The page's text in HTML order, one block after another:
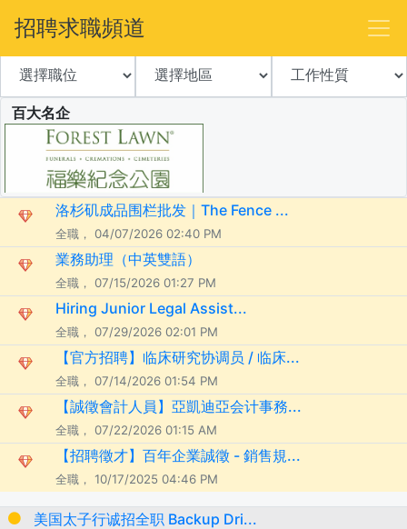
招聘求職頻道
百大名企
洛杉矶成品围栏批发｜The Fence ...
全職， 04/07/2026 02:40 PM
業務助理（中英雙語）
全職， 07/15/2026 01:27 PM
Hiring Junior Legal Assist...
全職， 07/29/2026 02:01 PM
【官方招聘】临床研究协调员 / 临床...
全職， 07/14/2026 01:54 PM
【誠徵會計人員】亞凱迪亞会计事務...
全職， 07/22/2026 01:15 AM
【招聘徵才】百年企業誠徵 - 銷售規...
全職， 10/17/2025 04:46 PM
美国太子行诚招全职 Backup Dri...